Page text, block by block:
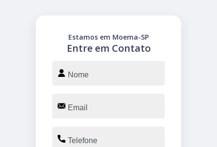
Entre em Contato
Estamos em Moema-SP